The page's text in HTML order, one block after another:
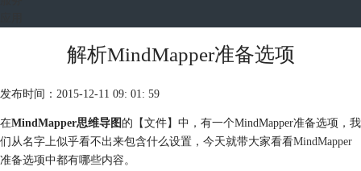
解析MindMapper准备选项
发布时间：2015-12-11 09: 01: 59
在MindMapper思维导图的【文件】中，有一个MindMapper准备选项，我
们从名字上似乎看不出来包含什么设置，今天就带大家看看MindMapper
准备选项中都有哪些内容。